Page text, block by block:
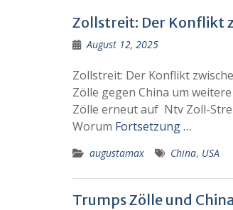
Zollstreit: Der Konflikt
August 12, 2025
Zollstreit: Der Konflikt
Zölle gegen China um
Zölle erneut auf Ntv Zoll-
Worum Fortsetzung …
augustamax China, USA
Trumps Zölle und